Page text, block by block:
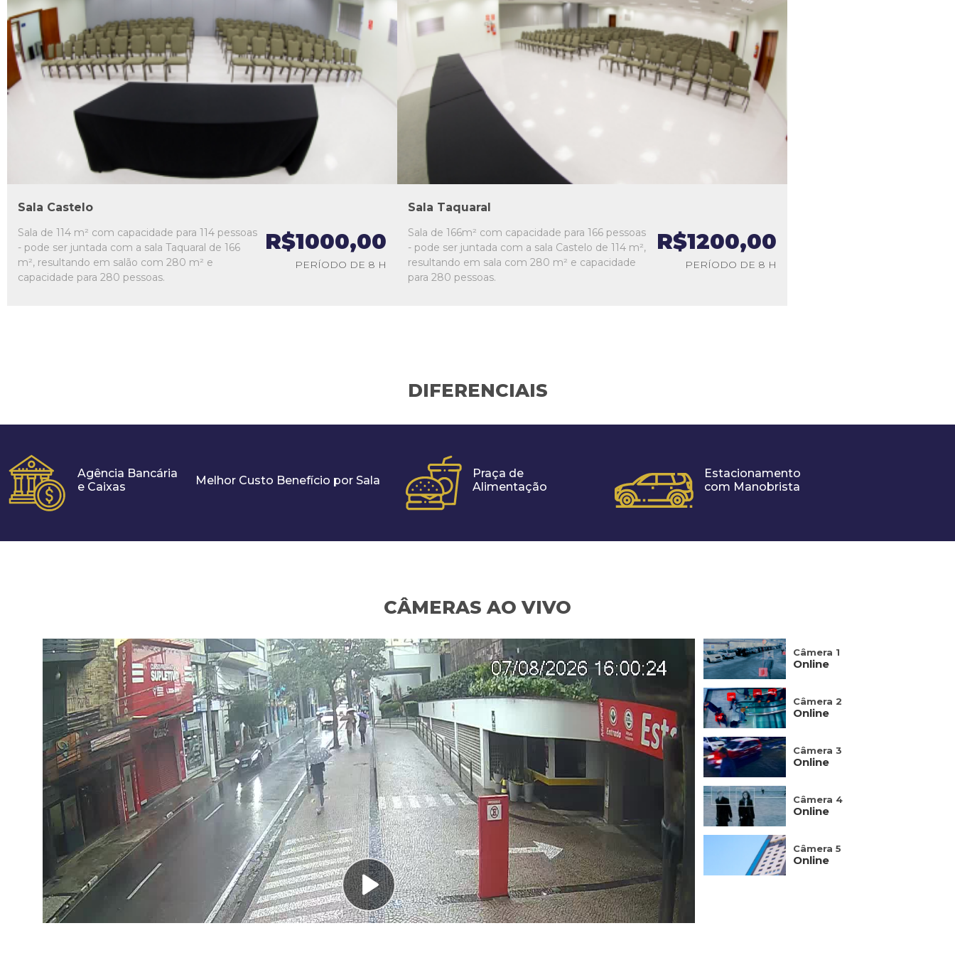
L1
L2
L3
L4
Sala Castelo
Sala de 114 m² com capacidade para 114 pessoas
- pode ser juntada com a sala Taquaral de 166
m², resultando em salão com 280 m² e
capacidade para 280 pessoas.
R$1000,00
PERÍODO DE 8 H
L1
L3
L4
L5
Sala Taquaral
Sala de 166m² com capacidade para 166 pessoas
- pode ser juntada com a sala Castelo de 114 m²,
resultando em sala com 280 m² e capacidade
para 280 pessoas.
R$1200,00
PERÍODO DE 8 H
DIFERENCIAIS
Agência Bancária
e Caixas
Melhor Custo Benefício por Sala
Praça de
Alimentação
Estacionamento
com Manobrista
CÂMERAS AO VIVO
Câmera 1
Online
Câmera 2
Online
Câmera 3
Online
Câmera 4
Online
Câmera 5
Online